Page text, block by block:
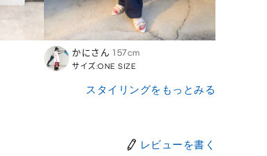
かにさん 157cm
サイズ:ONE SIZE
スタイリングをもっとみる
レビューを書く